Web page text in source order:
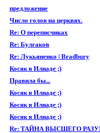
пpедложение
Число голов на цеpквях.
Re: О переписчиках
Re: Булгаков
Re: Лукьяненко | Bradbury
Косяк в Илиаде ;)
Пpавила бы...
Косяк в Илиаде ;)
Косяк в Илиаде ;)
Косяк в Илиаде ;)
Re: ТАЙНА ВЫСШЕГО